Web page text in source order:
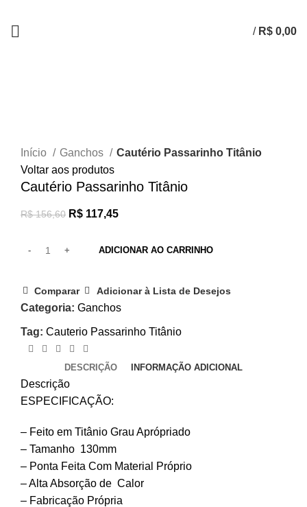
/ R$ 0,00
Início
Ganchos
Cautério Passarinho Titânio
Voltar aos produtos
Cautério Passarinho Titânio
R$156,60 R$ 117,45
ADICIONAR AO CARRINHO
Comparar Adicionar à Lista de Desejos
Categoria: Ganchos
Tag: Cauterio Passarinho Titânio
DESCRIÇÃO INFORMAÇÃO ADICIONAL
Descrição
ESPECIFICAÇÃO:
– Feito em Titânio Grau Aprópriado
– Tamanho 130mm
– Ponta Feita Com Material Próprio
– Alta Absorção de Calor
– Fabricação Própria